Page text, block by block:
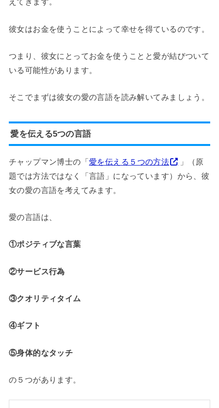
彼女はお金を使うことによって幸せを得ているのです。
つまり、彼女にとってお金を使うことと愛が結びついて
いる可能性があります。
そこでまずは彼女の愛の言語を読み解いてみましょう。
愛を伝える5つの言語
チャップマン博士の「愛を伝える５つの方法
」（原
題では方法ではなく「言語」になっています）から、彼
女の愛の言語を考えてみます。
愛の言語は、
①ポジティブな言葉
②サービス行為
③クオリティタイム
④ギフト
⑤身体的なタッチ
の５つがあります。